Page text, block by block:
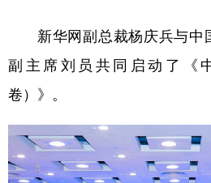
新华网副总裁杨庆兵与中
副主席刘员共同启动了《
卷）》。